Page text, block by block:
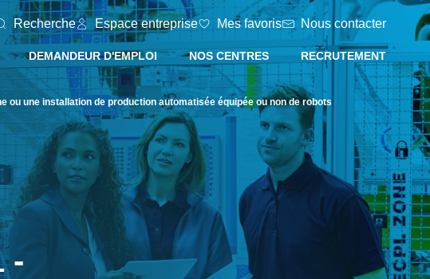
Recherche Espace entreprise Mes favoris Nous contacter
DEMANDEUR D'EMPLOI NOS CENTRES RECRUTEMENT
ou une installation de production automatisée équipée ou non de robots
-